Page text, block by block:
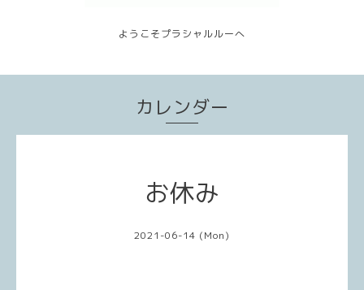
ようこそプラシャルルーへ
カレンダー
お休み
2021-06-14 (Mon)